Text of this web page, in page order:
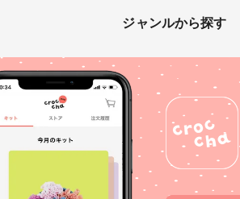
ジャンルから探す